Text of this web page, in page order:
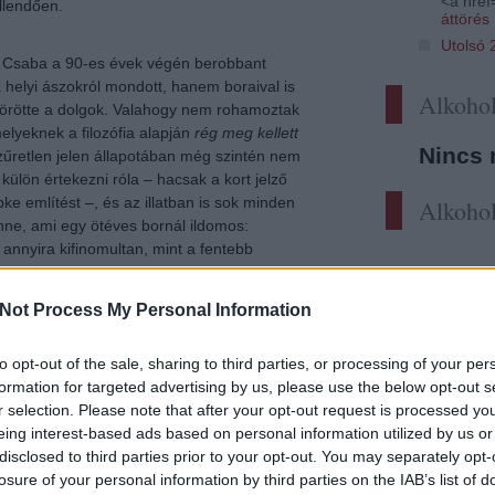
Process My Personal Information
opt-out of the sale, sharing to third parties, or processing of your
for targeted advertising by us, please use the below opt-out
selection. Please note that after your opt-out request is processed
interest-based ads based on personal information utilized by us
to third parties prior to your opt-out. You may separately
of your personal information by third parties on the IAB’s list of
áttörés
Utolsó
Nincs
a 90-es évek végén berobbant
ászokról mondott, hanem boraival is
a dolgok. Valahogy nem rohamoztak
a filozófia alapján rég meg kellett
jelen állapotában még szintén nem
értekezni róla – hacsak a kort jelző
említést –, és az illatban is sok minden
ami egy ötéves bornál ildomos:
kifinomultan, mint a fentebb
tartalmas íze is mintha már – vagy
Komoly anyag, és mégsem.
Tetszik 0